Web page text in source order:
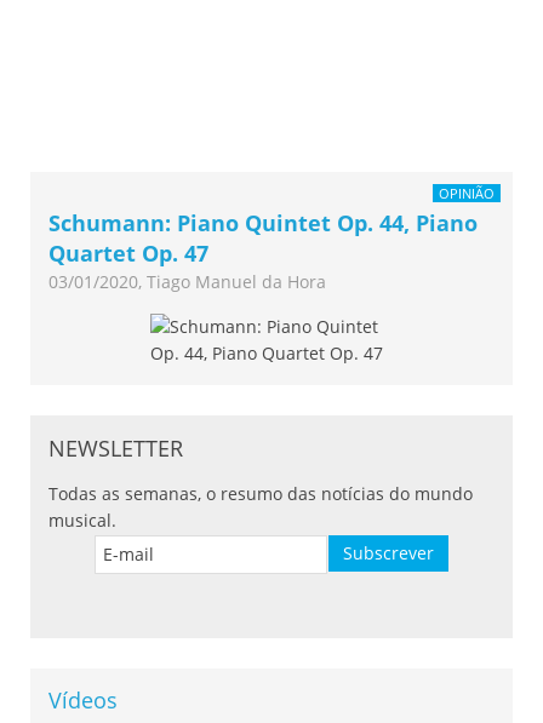
OPINIÃO
Schumann: Piano Quintet Op. 44, Piano
Quartet Op. 47
03/01/2020, Tiago Manuel da Hora
NEWSLETTER
Todas as semanas, o resumo das notícias do mundo
musical.
Vídeos